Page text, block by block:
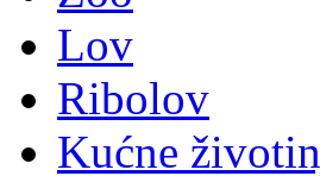
Lov
Ribolov
Kućne